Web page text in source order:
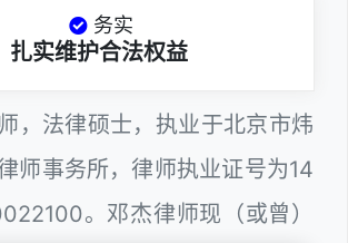
务实
扎实维护合法权益
，法律硕士，执业于北京市炜
师事务所，律师执业证号为14
。邓杰律师现（或曾）